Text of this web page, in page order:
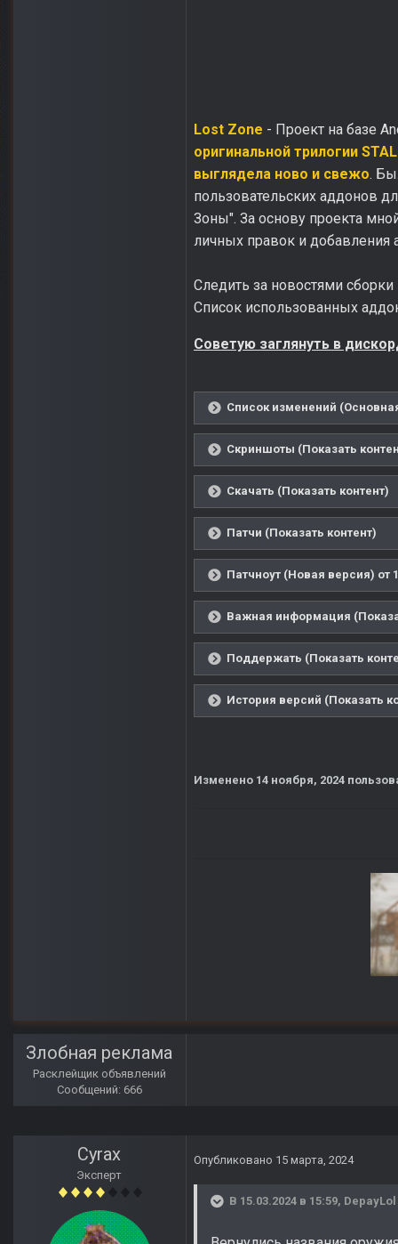
Lost Zone - Проект на базе
оригинальной трилогии
выглядела ново и свежо.
пользовательских аддонов
Зоны". За основу проекта
личных правок и добавления
Следить за новостями
Список использованных
Советую заглянуть в
Список изменений
Скриншоты (Показать
Скачать (Показать контент)
Патчи (Показать контент)
Патчноут (Новая версия) от
Важная информация
Поддержать (Показать
История версий (Показать
Изменено 14 ноября, 2024
Злобная реклама
Расклейщик объявлений
Сообщений: 666
Cyrax
Эксперт
Опубликовано 15 марта, 2024
В 15.03.2024 в 15:59, DepayLol